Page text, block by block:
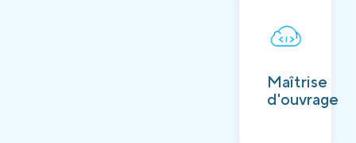
Maîtrise
d'ouvrage